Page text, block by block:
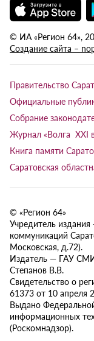
© ИА «Регион 64»,
Создание сайта –
Правительство
Официальные
Собрание
Журнал «Волга XXI
Книга памяти
Саратовская
© «Регион 64»
Учредитель
коммуникаций
Московская, д.72).
Издатель — ГАУ
Степанов В.В.
Свидетельство о
61373 от 10 апреля
Выдано
информационных
(Роскомнадзор).